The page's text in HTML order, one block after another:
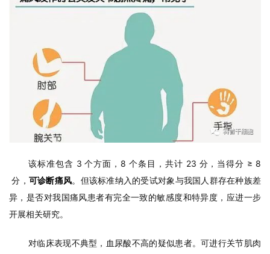
该标准包含 3 个方面，8 个条目，共计 23 分，当得分 ≥ 8
分， 可诊断痛风。 但该标准纳入的受试对象与我国人群存在种族差
异，是否对我国痛风患者有完全一致的敏感度和特异度，应进一步
开展相关研究。
对临床表现不典型，血尿酸不高的疑似患者。可进行关节肌肉